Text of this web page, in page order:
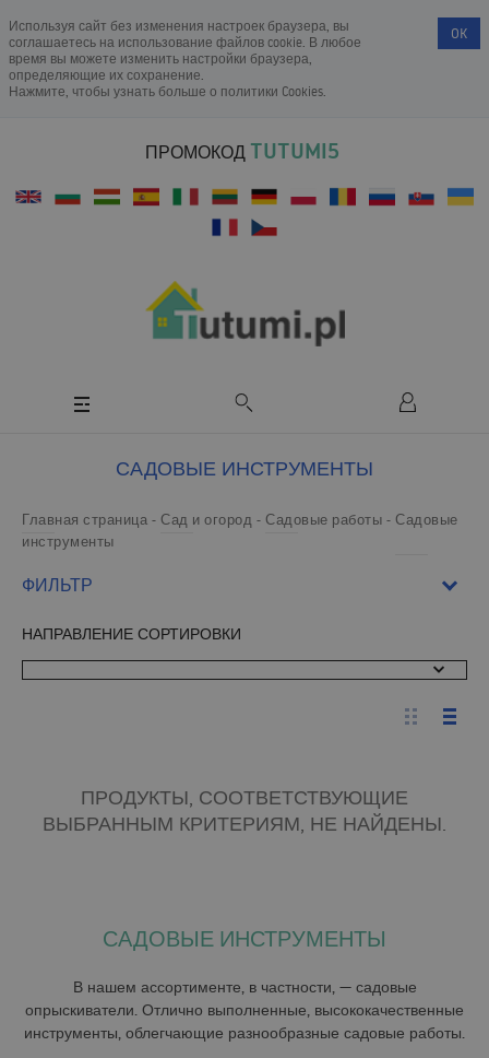
Используя сайт без изменения настроек браузера, вы
соглашаетесь на использование файлов cookie. В любое
время вы можете изменить настройки браузера,
определяющие их сохранение.
Нажмите, чтобы узнать больше о политики Cookies.
OK
ПРОМОКОД TUTUMI5
САДОВЫЕ ИНСТРУМЕНТЫ
Главная страница Сад и огород Садовые работы
Садовые
инструменты
ФИЛЬТР
НАПРАВЛЕНИЕ СОРТИРОВКИ
ПРОДУКТЫ, СООТВЕТСТВУЮЩИЕ
ВЫБРАННЫМ КРИТЕРИЯМ, НЕ НАЙДЕНЫ.
САДОВЫЕ ИНСТРУМЕНТЫ
В нашем ассортименте, в частности, — садовые
опрыскиватели. Отлично выполненные, высококачественные
инструменты, облегчающие разнообразные садовые работы.